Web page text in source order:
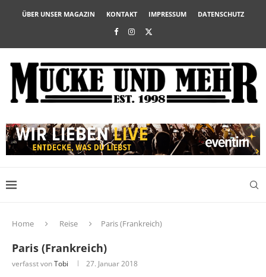
ÜBER UNSER MAGAZIN KONTAKT IMPRESSUM DATENSCHUTZ
Home Reise Paris (Frankreich)
Paris (Frankreich)
verfasst vonTobi 27. Januar 2018